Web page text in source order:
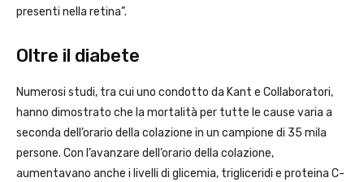
presenti nella retina”.
Oltre il diabete
Numerosi studi, tra cui uno condotto da Kant e Collaboratori,
hanno dimostrato che la mortalità per tutte le cause varia a
seconda dell’orario della colazione in un campione di 35 mila
persone. Con l’avanzare dell’orario della colazione,
aumentavano anche i livelli di glicemia, trigliceridi e proteina C-